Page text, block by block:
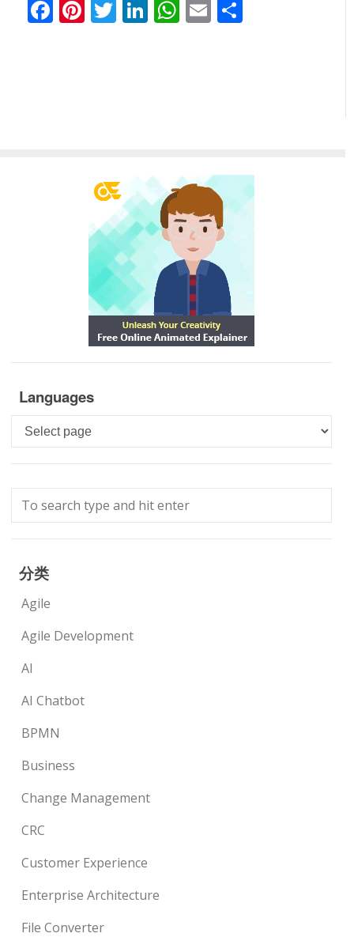
Facebook
Pinterest
Twitter
LinkedIn
WhatsApp
Email
Languages
Languages
分类
Agile
Agile Development
AI
AI Chatbot
BPMN
Business
Change Management
CRC
Customer Experience
Enterprise Architecture
File Converter